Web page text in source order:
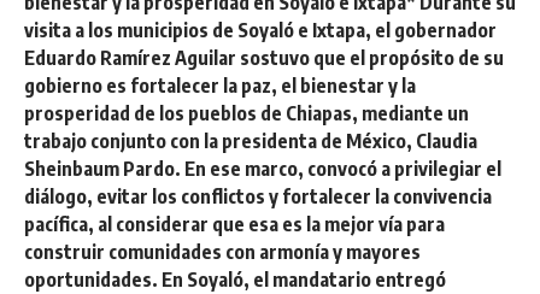
visita a los municipios de Soyaló e Ixtapa, el gobernador
Eduardo Ramírez Aguilar sostuvo que el propósito de su
gobierno es fortalecer la paz, el bienestar y la
prosperidad de los pueblos de Chiapas, mediante un
trabajo conjunto con la presidenta de México, Claudia
Sheinbaum Pardo. En ese marco, convocó a privilegiar el
diálogo, evitar los conflictos y fortalecer la convivencia
pacífica, al considerar que esa es la mejor vía para
construir comunidades con armonía y mayores
oportunidades. En Soyaló, el mandatario entregó